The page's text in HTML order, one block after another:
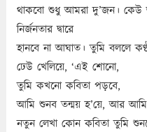
থাকবো শুধু আমরা দু’জন। কেউ
নির্জনতার দ্বারে
হানবে না আঘাত। তুমি বললে
ঢেউ খেলিয়ে, ‘এই শোনো,
তুমি কখনো কবিতা পড়বে,
আমি শুনব তন্ময় হ’য়ে, আর
নতুন লেখা কোন কবিতা তুমি